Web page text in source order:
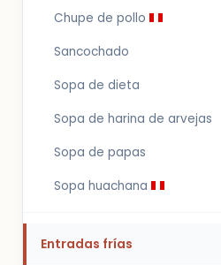
Chupe de pollo
Sancochado
Sopa de dieta
Sopa de harina de arvejas
Sopa de papas
Sopa huachana
Entradas frías